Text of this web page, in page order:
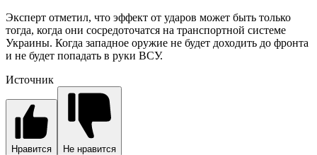
Эксперт отметил, что эффект от ударов может быть только
тогда, когда они сосредоточатся на транспортной системе
Украины. Когда западное оружие не будет доходить до фронта
и не будет попадать в руки ВСУ.
Источник
Нравится Не нравится